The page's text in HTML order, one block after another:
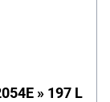
» 197 L